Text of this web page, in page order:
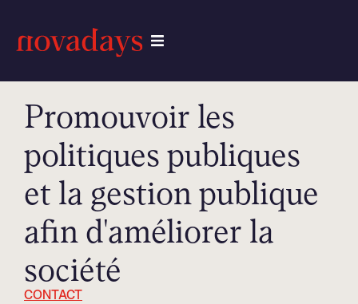
Promouvoir les
politiques publiques
et la gestion publique
afin d'améliorer la
société
CONTACT